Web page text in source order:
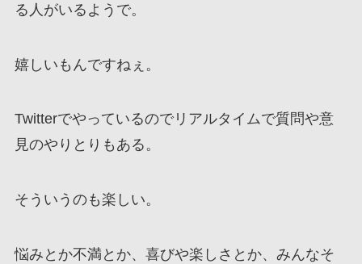
る人がいるようで。
嬉しいもんですねぇ。
Twitterでやっているのでリアルタイムで質問や意
見のやりとりもある。
そういうのも楽しい。
悩みとか不満とか、喜びや楽しさとか、みんなそ